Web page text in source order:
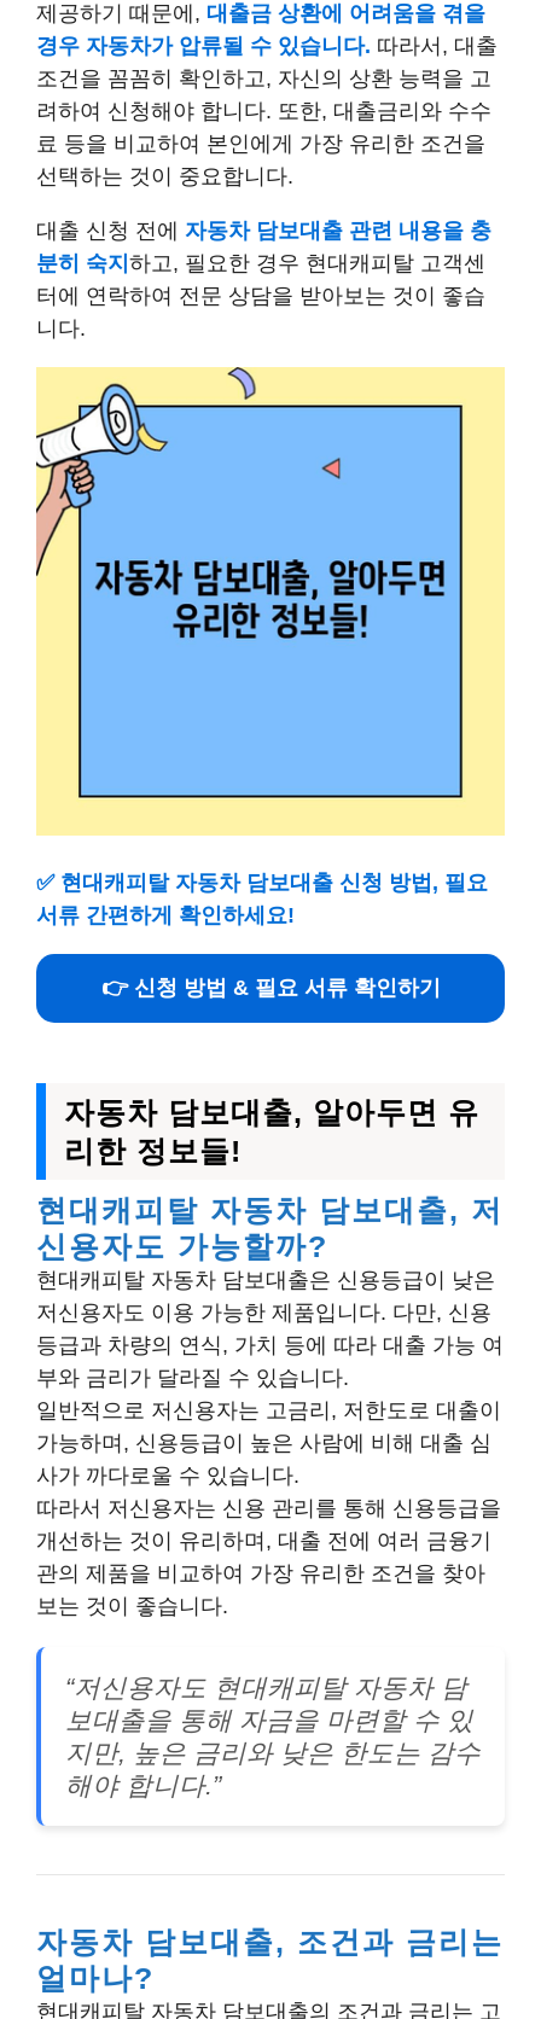
제공하기 때문에, 대출금 상환에 어려움을 겪을
경우 자동차가 압류될 수 있습니다. 따라서, 대출
조건을 꼼꼼히 확인하고, 자신의 상환 능력을 고
려하여 신청해야 합니다. 또한, 대출금리와 수수
료 등을 비교하여 본인에게 가장 유리한 조건을
선택하는 것이 중요합니다.
대출 신청 전에 자동차 담보대출 관련 내용을 충
분히 숙지 하고, 필요한 경우 현대캐피탈 고객센
터에 연락하여 전문 상담을 받아보는 것이 좋습
니다.
✅ 현대캐피탈 자동차 담보대출 신청 방법, 필요
서류 간편하게 확인하세요!
👉 신청 방법 & 필요 서류 확인하기
자동차 담보대출, 알아두면 유
리한 정보들!
현대캐피탈 자동차 담보대출, 저
신용자도 가능할까?
현대캐피탈 자동차 담보대출은 신용등급이 낮은
저신용자도 이용 가능한 제품입니다. 다만, 신용
등급과 차량의 연식, 가치 등에 따라 대출 가능 여
부와 금리가 달라질 수 있습니다.
일반적으로 저신용자는 고금리, 저한도로 대출이
가능하며, 신용등급이 높은 사람에 비해 대출 심
사가 까다로울 수 있습니다.
따라서 저신용자는 신용 관리를 통해 신용등급을
개선하는 것이 유리하며, 대출 전에 여러 금융기
관의 제품을 비교하여 가장 유리한 조건을 찾아
보는 것이 좋습니다.
“저신용자도 현대캐피탈 자동차 담
보대출을 통해 자금을 마련할 수 있
지만, 높은 금리와 낮은 한도는 감수
해야 합니다.”
자동차 담보대출, 조건과 금리는
얼마나?
현대캐피탈 자동차 담보대출의 조건과 금리는 고